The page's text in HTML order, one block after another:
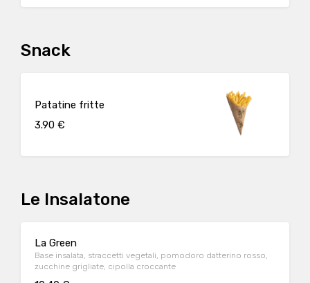
Snack
Patatine fritte
3.90 €
Le Insalatone
La Green
Base insalata, straccetti vegetali, pomodoro datterino rosso,
zucchine grigliate, cipolla croccante